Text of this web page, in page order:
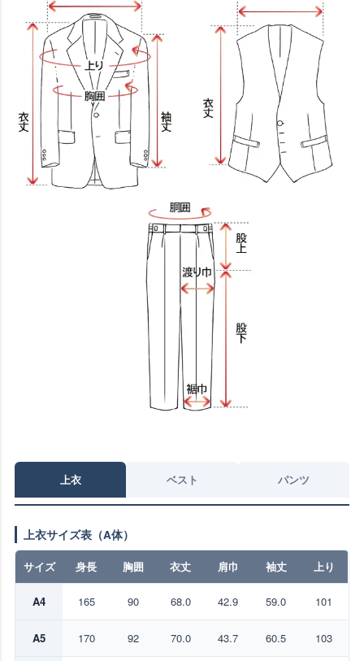
上衣 ベスト パンツ
上衣サイズ表（A体）
サイズ 身長 胸囲 衣丈 肩巾 袖丈 上り
A4 165 90 68.0 42.9 59.0 101
A5 170 92 70.0 43.7 60.5 103